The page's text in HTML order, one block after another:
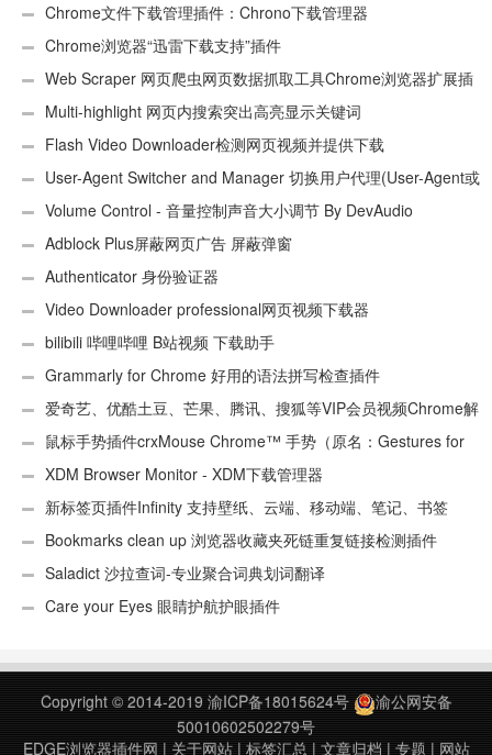
页）Chrome文件下载管理插件：Chrono下载管理器
Chrome浏览器“迅雷下载支持”插件
Web Scraper 网页爬虫网页数据抓取工具Chrome浏览器扩展插
件 Multi-highlight 网页内搜索突出高亮显示关键词
Flash Video Downloader检测网页视频并提供下载
User-Agent Switcher and Manager 切换用户代理(User-Agent或
UA)Volume Control - 音量控制声音大小调节 By DevAudio
Adblock Plus屏蔽网页广告 屏蔽弹窗
Authenticator 身份验证器
Video Downloader professional网页视频下载器
bilibili 哔哩哔哩 B站视频 下载助手
Grammarly for Chrome 好用的语法拼写检查插件
爱奇艺、优酷土豆、芒果、腾讯、搜狐等VIP会员视频Chrome解
析工具鼠标手势插件crxMouse Chrome™ 手势（原名：Gestures for
Chrome(TM)汉化版）
XDM Browser Monitor - XDM下载管理器
新标签页插件Infinity 支持壁纸、云端、移动端、笔记、书签
Bookmarks clean up 浏览器收藏夹死链重复链接检测插件
Saladict 沙拉查词-专业聚合词典划词翻译
Care your Eyes 眼睛护航护眼插件
Copyright © 2014-2019 渝ICP备18015624号
渝公网安备
50010602502279号
EDGE浏览器插件网 | 关于网站| 标签汇总 | 文章归档 | 专题 | 网站